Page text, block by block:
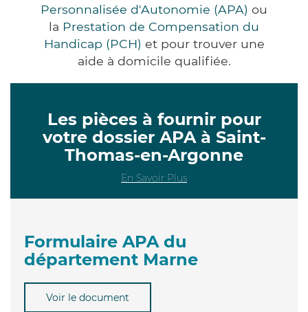
Personnalisée d'Autonomie (APA) ou
la Prestation de Compensation du
Handicap (PCH) et pour trouver une
aide à domicile qualifiée.
Les pièces à fournir pour
votre dossier APA à Saint-
Thomas-en-Argonne
En Savoir Plus
Formulaire APA du
département Marne
Voir le document